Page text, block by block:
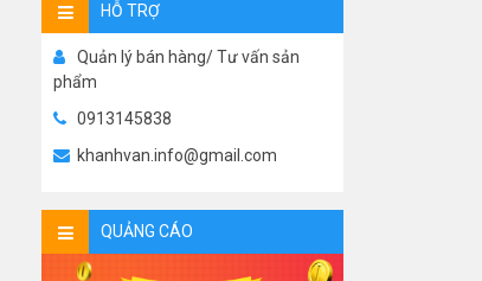
HỖ TRỢ
Quản lý bán hàng/ Tư vấn sản
phẩm
0913145838
khanhvan.info@gmail.com
QUẢNG CÁO